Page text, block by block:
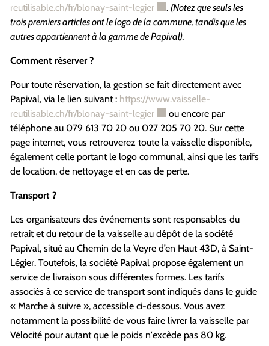
reutilisable.ch/fr/blonay-saint-legierCe lien externe va ouvrir
. (Notez que seuls les
trois premiers articles ont le logo de la commune, tandis que les
autres appartiennent à la gamme de Papival).
Comment réserver ?
Pour toute réservation, la gestion se fait directement avec
Papival, via le lien suivant : https://www.vaisselle-
reutilisable.ch/fr/blonay-saint-legierCe lien externe va ouvrir
ou encore par
téléphone au 079 613 70 20 ou 027 205 70 20. Sur cette
page internet, vous retrouverez toute la vaisselle disponible,
également celle portant le logo communal, ainsi que les tarifs
de location, de nettoyage et en cas de perte.
Transport ?
Les organisateurs des événements sont responsables du
retrait et du retour de la vaisselle au dépôt de la société
Papival, situé au Chemin de la Veyre d’en Haut 43D, à Saint-
Légier. Toutefois, la société Papival propose également un
service de livraison sous différentes formes. Les tarifs
associés à ce service de transport sont indiqués dans le guide
« Marche à suivre », accessible ci-dessous. Vous avez
notamment la possibilité de vous faire livrer la vaisselle par
Vélocité pour autant que le poids n'excède pas 80 kg.